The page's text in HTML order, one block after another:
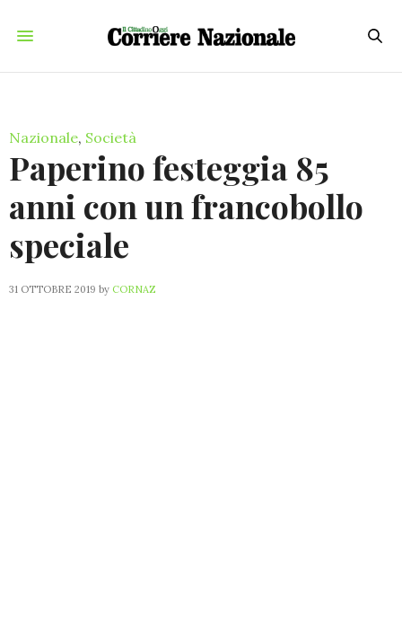
Nazionale, Società
Paperino festeggia 85
anni con un francobollo
speciale
31 OTTOBRE 2019 by CORNAZ